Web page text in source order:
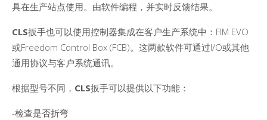
具在生产站点使用。由软件编程，并实时反馈结果。
CLS扳手也可以使用控制器集成在客户生产系统中：FIM EVO
或Freedom Control Box (FCB)。这两款软件可通过I/O或其他
通用协议与客户系统通讯。
根据型号不同， CLS扳手可以提供以下功能：
-检查是否折弯